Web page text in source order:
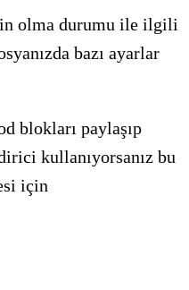
olma durumu ile ilgili
bazı ayarlar
blokları paylaşıp
kullanıyorsanız bu
için